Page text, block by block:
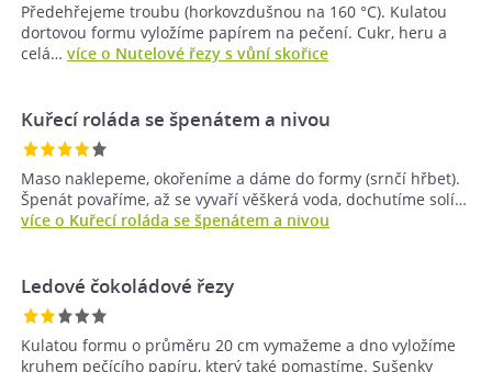
Předehřejeme troubu (horkovzdušnou na 160 °C). Kulatou
dortovou formu vyložíme papírem na pečení. Cukr, heru a
celá… více o Nutelové řezy s vůní skořice
Kuřecí roláda se špenátem a nivou
Maso naklepeme, okořeníme a dáme do formy (srnčí hřbet).
Špenát povaříme, až se vyvaří věškerá voda, dochutíme solí…
více o Kuřecí roláda se špenátem a nivou
Ledové čokoládové řezy
Kulatou formu o průměru 20 cm vymažeme a dno vyložíme
kruhem pečícího papíru, který také pomastíme. Sušenky